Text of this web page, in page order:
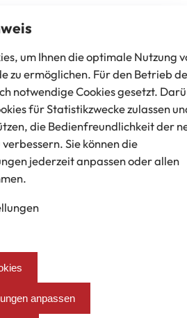
um Ihnen die optimale Nutzung
zu ermöglichen. Für den Betrieb
notwendige Cookies gesetzt.
für Statistikzwecke zulassen
die Bedienfreundlichkeit der
Sie können die
jederzeit anpassen oder allen
anpassen